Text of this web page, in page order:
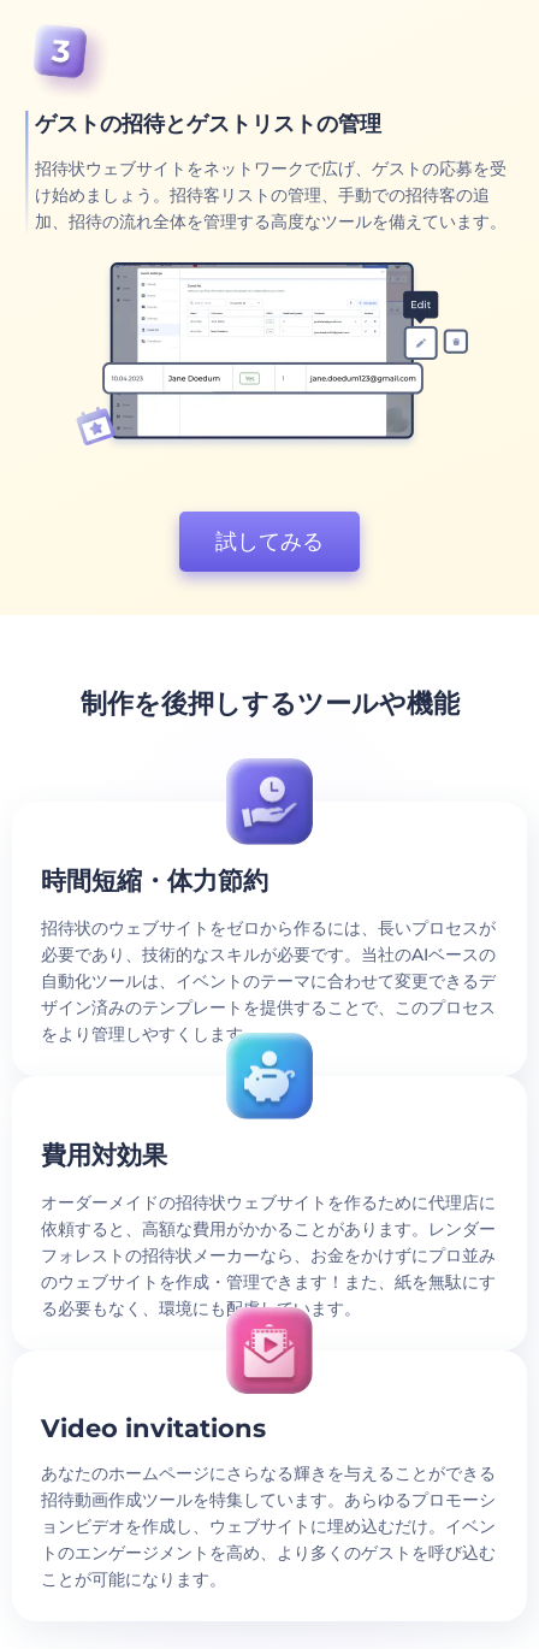
ゲストの招待とゲストリストの管理
招待状ウェブサイトをネットワークで広げ、ゲストの応募を受
け始めましょう。招待客リストの管理、手動での招待客の追
加、招待の流れ全体を管理する高度なツールを備えています。
試してみる
制作を後押しするツールや機能
時間短縮・体力節約
招待状のウェブサイトをゼロから作るには、長いプロセスが
必要であり、技術的なスキルが必要です。当社のAIベースの
自動化ツールは、イベントのテーマに合わせて変更できるデ
ザイン済みのテンプレートを提供することで、このプロセス
をより管理しやすくします。
費用対効果
オーダーメイドの招待状ウェブサイトを作るために代理店に
依頼すると、高額な費用がかかることがあります。レンダー
フォレストの招待状メーカーなら、お金をかけずにプロ並み
のウェブサイトを作成・管理できます！また、紙を無駄にす
る必要もなく、環境にも配慮しています。
Video invitations
あなたのホームページにさらなる輝きを与えることができる
招待動画作成ツールを特集しています。あらゆるプロモーシ
ョンビデオを作成し、ウェブサイトに埋め込むだけ。イベン
トのエンゲージメントを高め、より多くのゲストを呼び込む
ことが可能になります。